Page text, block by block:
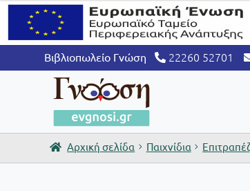
Βιβλιοπωλείο Γνώση 22260 52701
Αρχική σελίδα Παιχνίδια